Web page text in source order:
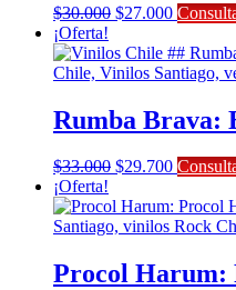
$30.000 El
original
era:
$27.000El
actual
es:
¡Oferta!
Rumba Brava:
$33.000 El
original
era:
$29.700El
actual
es:
¡Oferta!
Procol